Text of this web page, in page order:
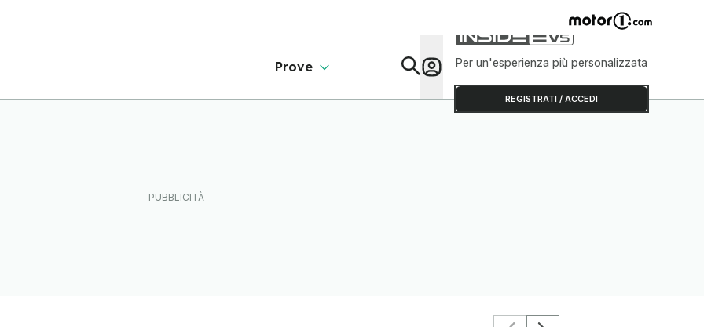
Prove Per un'esperienza più personalizzata
REGISTRATI / ACCEDI